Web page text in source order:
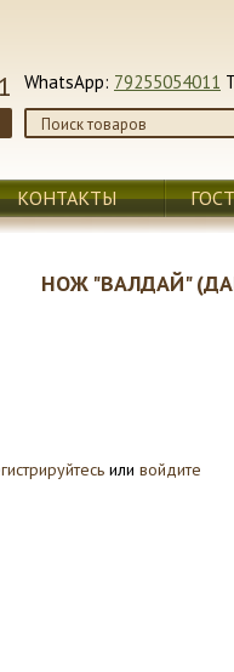
WhatsApp: 79255054011
КОНТАКТЫ
НОЖ "ВАЛДАЙ"
или войдите